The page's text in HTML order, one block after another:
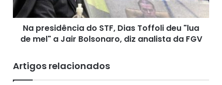
e
m
a
d
d
ê
d
o
Na presidência do STF, Dias Toffoli deu "lua
de mel" a Jair Bolsonaro, diz analista da FGV
Artigos relacionados